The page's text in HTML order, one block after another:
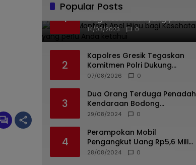
Popular Posts
1
Banyak Manfaat Apel Hijau
bagi Kesehatan yang perlu
Anda ketahui
14/03/2023 0
2
Kapolres Gresik Tegaskan
Komitmen Polri Dukung
Pendidikan Berkualitas
07/08/2026 0
3
Dua Orang Terduga Penadah
Kendaraan Bodong
Ditangkap Polda Jateng, 19
29/08/2024 0
4
Perampokan Mobil
Pengangkut Uang Rp5,6 Miliar
di Padang Diungkap, Dua dari
28/08/2024 0